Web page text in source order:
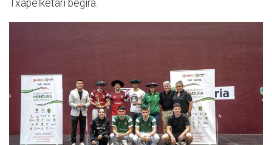
Txapelketari begira.